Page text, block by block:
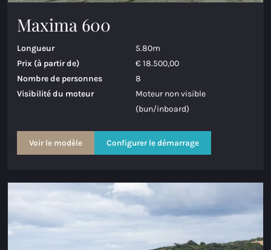
Maxima 600
Longueur
5.80m
Prix (à partir de)
€ 18.500,00
Nombre de personnes
8
Visibilité du moteur
Moteur non visible
(bun/inboard)
Voir le modèle Configurer le démarrage